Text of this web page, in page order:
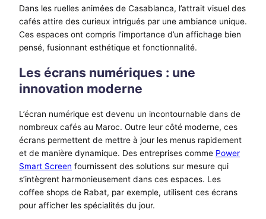
Dans les ruelles animées de Casablanca, l’attrait visuel des
cafés attire des curieux intrigués par une ambiance unique.
Ces espaces ont compris l’importance d’un affichage bien
pensé, fusionnant esthétique et fonctionnalité.
Les écrans numériques : une
innovation moderne
L’écran numérique est devenu un incontournable dans de
nombreux cafés au Maroc. Outre leur côté moderne, ces
écrans permettent de mettre à jour les menus rapidement
et de manière dynamique. Des entreprises comme Power
Smart Screen fournissent des solutions sur mesure qui
s’intègrent harmonieusement dans ces espaces. Les
coffee shops de Rabat, par exemple, utilisent ces écrans
pour afficher les spécialités du jour.